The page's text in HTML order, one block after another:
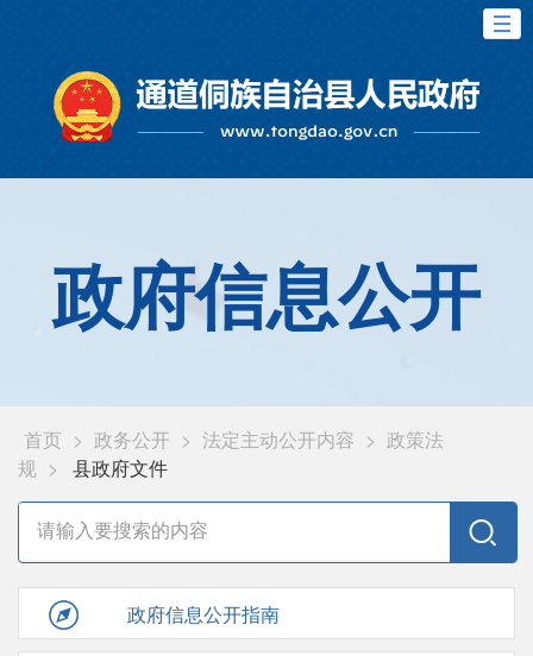
政府信息公开
首页 > 政务公开 > 法定主动公开内容 > 政策法
规 > 县政府文件
政府信息公开指南